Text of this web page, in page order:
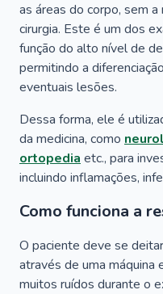
as áreas do corpo, sem
cirurgia. Este é um dos
função do alto nível de
permitindo a
eventuais lesões.
Dessa forma, ele é
da medicina, como
ortopedia etc., para
incluindo inflamações,
Como funciona a
O paciente deve se
através de uma
muitos ruídos durante o